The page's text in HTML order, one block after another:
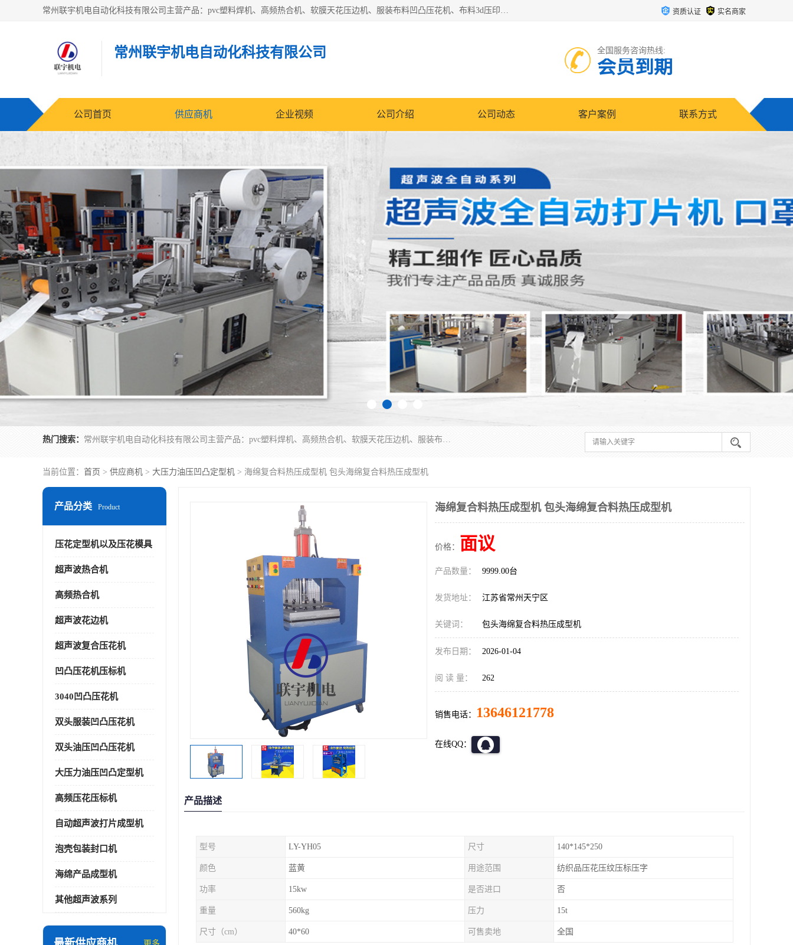
常州联宇机电自动化科技有限公司主营产品：pvc塑料焊机、高频热合机、软膜天花压边机、服装布料凹凸压花机、布料3d压印设备、服装植胶设备、超声波布料花边机、无纺布热合机、全自动压花机。 资质认证 实名商家
常州联宇机电自动化科技有限公司 全国服务咨询热线:
会员到期
公司首页 供应商机 企业视频 公司介绍 公司动态 客户案例 联系方式
热门搜索： 常州联宇机电自动化科技有限公司主营产品：pvc塑料焊机、高频热合机、软膜天花压边机、服装布料凹凸压花机、布料3d压印设备、服装植胶设备、超声波布料花边机、无纺布热合机、全自动压花机。
当前位置： 首页 > 供应商机 > 大压力油压凹凸定型机 > 海绵复合料热压成型机 包头海绵复合料热压成型机
产品分类 Product
压花定型机以及压花模具
超声波热合机
高频热合机
超声波花边机
超声波复合压花机
凹凸压花机压标机
3040凹凸压花机
双头服装凹凸压花机
双头油压凹凸压花机
大压力油压凹凸定型机
高频压花压标机
自动超声波打片成型机
泡壳包装封口机
海绵产品成型机
其他超声波系列
海绵复合料热压成型机 包头海绵复合料热压成型机
价格： 面议
产品数量： 9999.00台
发货地址： 江苏省常州天宁区
关键词： 包头海绵复合料热压成型机
发布日期： 2026-01-04
阅 读 量： 262
销售电话： 13646121778
在线QQ：
产品描述
型号 LY-YH05 尺寸 140*145*250
颜色 蓝黄 用途范围 纺织品压花压纹压标压字
功率 15kw 是否进口 否
重量 560kg 压力 15t
尺寸（cm） 40*60 可售卖地 全国